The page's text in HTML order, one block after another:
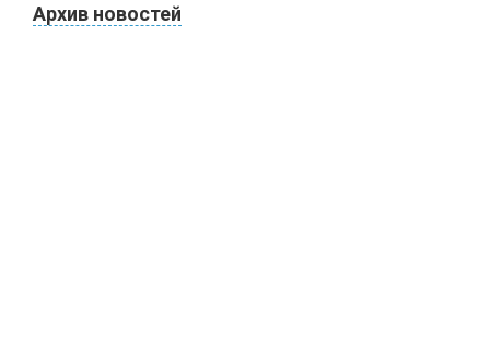
Архив новостей